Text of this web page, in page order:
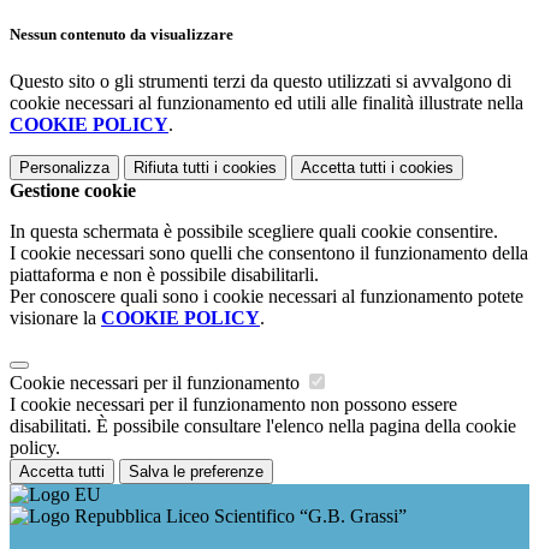
Nessun contenuto da visualizzare
Questo sito o gli strumenti terzi da questo utilizzati si avvalgono di
cookie necessari al funzionamento ed utili alle finalità illustrate nella
COOKIE POLICY.
Personalizza Rifiuta tutti i cookies Accetta tutti i cookies
Gestione cookie
In questa schermata è possibile scegliere quali cookie consentire.
I cookie necessari sono quelli che consentono il funzionamento della
piattaforma e non è possibile disabilitarli.
Per conoscere quali sono i cookie necessari al funzionamento potete
visionare la COOKIE POLICY.
Cookie necessari per il funzionamento
I cookie necessari per il funzionamento non possono essere
disabilitati. È possibile consultare l'elenco nella pagina della cookie
policy.
Accetta tutti Salva le preferenze
Liceo Scientifico “G.B. Grassi”